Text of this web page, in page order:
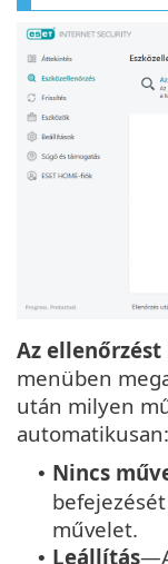
Az
menüben
után milyen
automatikusan:
• Nincs
művelet.
• Leállítás